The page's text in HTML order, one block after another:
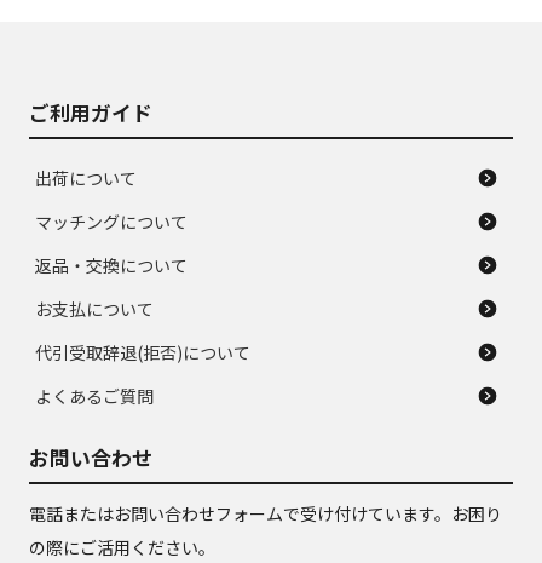
ご利用ガイド
出荷について
マッチングについて
返品・交換について
お支払について
代引受取辞退(拒否)について
よくあるご質問
お問い合わせ
電話またはお問い合わせフォームで受け付けています。お困り
の際にご活用ください。